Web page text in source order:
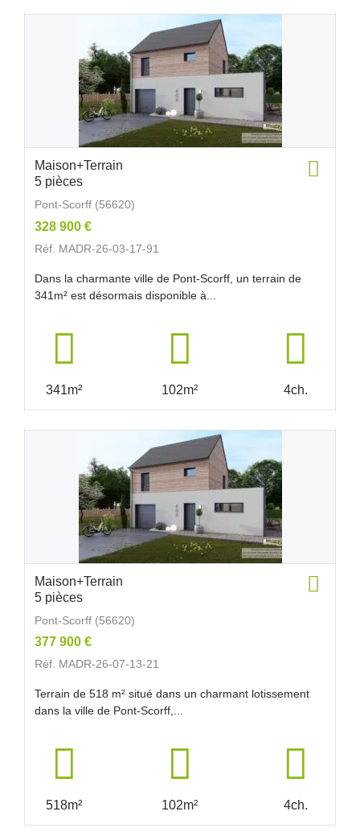
Maison+Terrain
5 pièces
Pont-Scorff (56620)
328 900 €
Réf. MADR-26-03-17-91
Dans la charmante ville de Pont-Scorff, un terrain de
341m² est désormais disponible à...
341m² 102m² 4ch.
Maison+Terrain
5 pièces
Pont-Scorff (56620)
377 900 €
Réf. MADR-26-07-13-21
Terrain de 518 m² situé dans un charmant lotissement
dans la ville de Pont-Scorff,...
518m² 102m² 4ch.